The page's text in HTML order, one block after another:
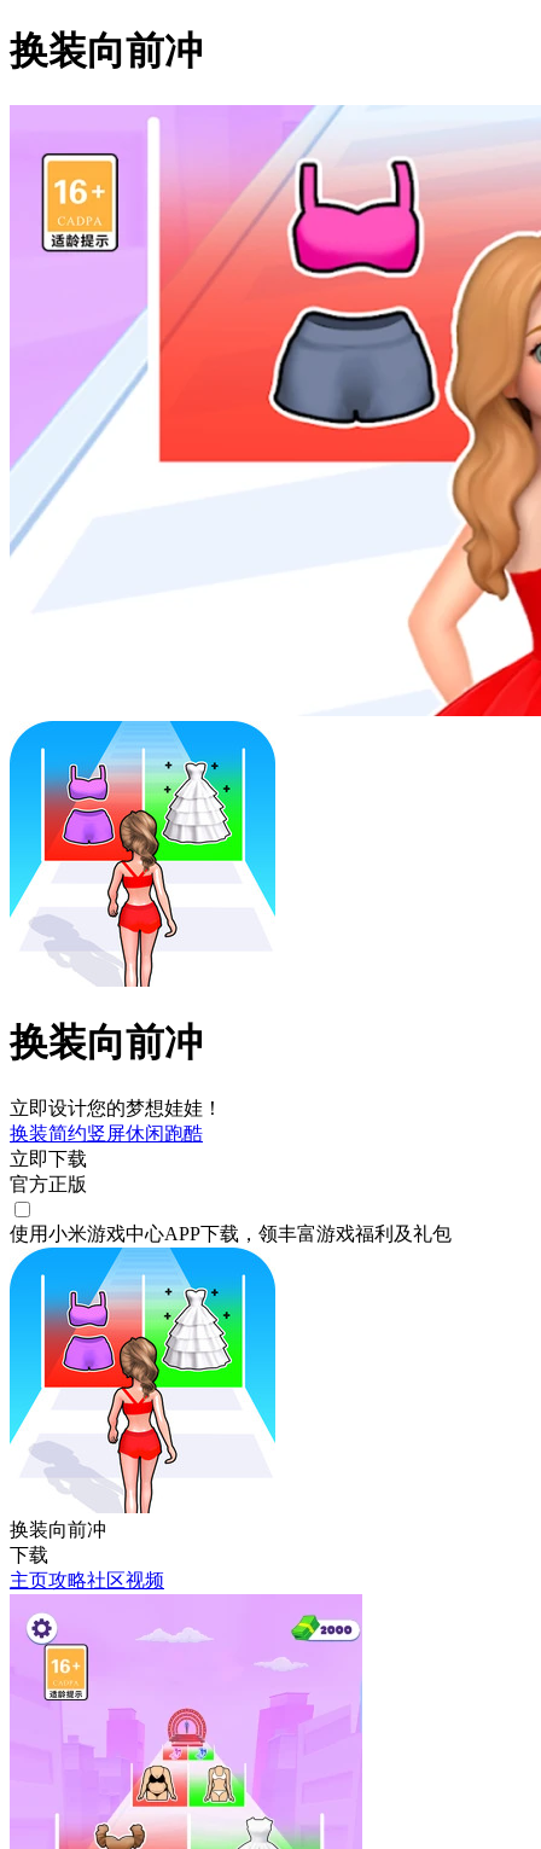
换装向前冲
换装向前冲
立即设计您的梦想娃娃！
换装简约竖屏休闲跑酷
立即下载
官方正版
使用小米游戏中心APP下载 ，领丰富游戏福利 及礼包
换装向前冲
下载
主页攻略社区视频